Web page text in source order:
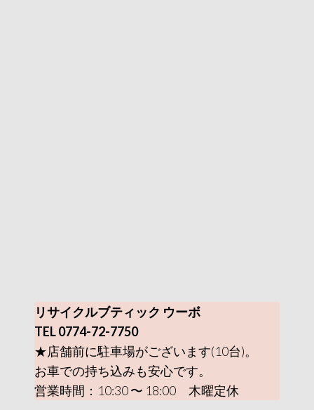
リサイクルブティック ウーボ
TEL 0774-72-7750
★店舗前に駐車場がございます(10台)。
お車での持ち込みも安心です。
営業時間：10:30 〜 18:00 木曜定休